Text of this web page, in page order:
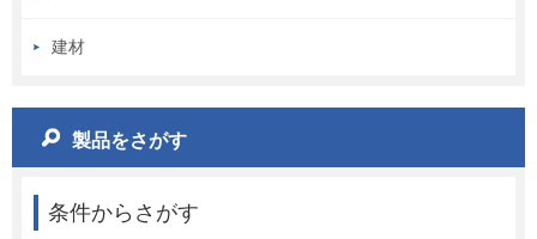
建材
製品をさがす
条件からさがす